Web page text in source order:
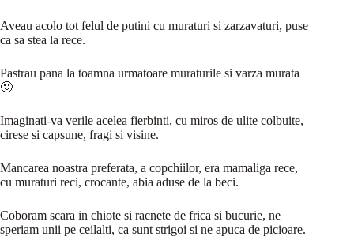
Aveau acolo tot felul de putini cu muraturi si zarzavaturi, puse
ca sa stea la rece.
Pastrau pana la toamna urmatoare muraturile si varza murata
🙂
Imaginati-va verile acelea fierbinti, cu miros de ulite colbuite,
cirese si capsune, fragi si visine.
Mancarea noastra preferata, a copchiilor, era mamaliga rece,
cu muraturi reci, crocante, abia aduse de la beci.
Coboram scara in chiote si racnete de frica si bucurie, ne
speriam unii pe ceilalti, ca sunt strigoi si ne apuca de picioare.